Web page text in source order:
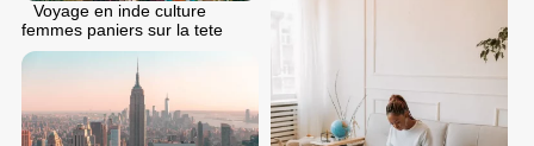
Voyage en inde culture
femmes paniers sur la tete